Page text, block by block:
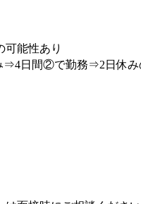
能性あり
日間②で勤務⇒2日休み